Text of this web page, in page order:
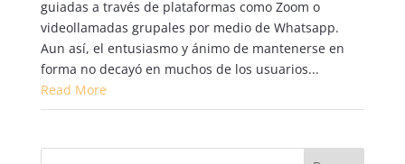
guiadas a través de plataformas como Zoom o
videollamadas grupales por medio de Whatsapp.
Aun así, el entusiasmo y ánimo de mantenerse en
forma no decayó en muchos de los usuarios...
Read More